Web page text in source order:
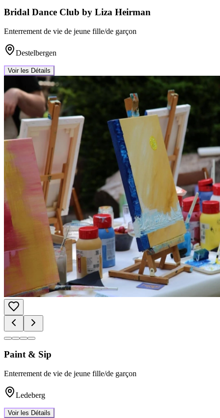
Bridal Dance Club by Liza Heirman
Enterrement de vie de jeune fille/de garçon
Destelbergen
Voir les Détails
Paint & Sip
Enterrement de vie de jeune fille/de garçon
Ledeberg
Voir les Détails